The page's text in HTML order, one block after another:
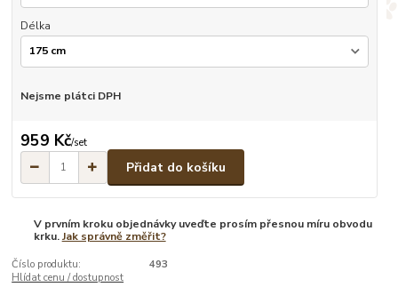
Délka
Nejsme plátci DPH
959 Kč/set
Přidat do košíku
V prvním kroku objednávky uveďte prosím přesnou míru obvodu
krku.Jak správně změřit?
Číslo produktu:
493
Hlídat cenu / dostupnost